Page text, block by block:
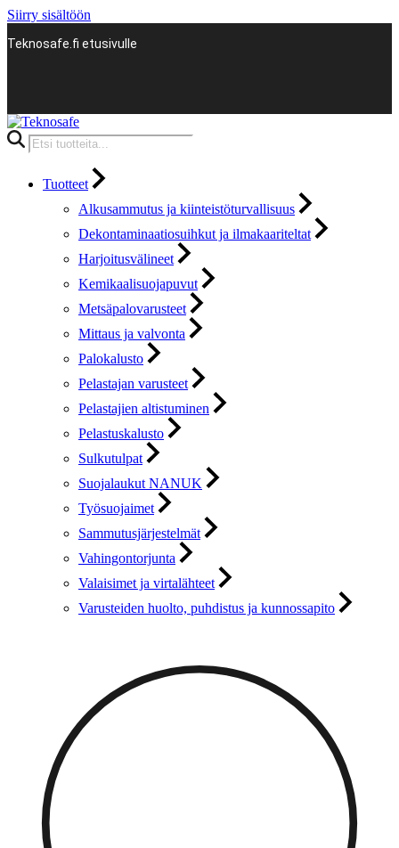
Siirry sisältöön
Teknosafe.fi etusivulle
Products
search
Tuotteet
Alkusammutus ja kiinteistöturvallisuus
Dekontaminaatiosuihkut ja ilmakaariteltat
Harjoitusvälineet
Kemikaalisuojapuvut
Metsäpalovarusteet
Mittaus ja valvonta
Palokalusto
Pelastajan varusteet
Pelastajien altistuminen
Pelastuskalusto
Sulkutulpat
Suojalaukut NANUK
Työsuojaimet
Sammutusjärjestelmät
Vahingontorjunta
Valaisimet ja virtalähteet
Varusteiden huolto, puhdistus ja kunnossapito